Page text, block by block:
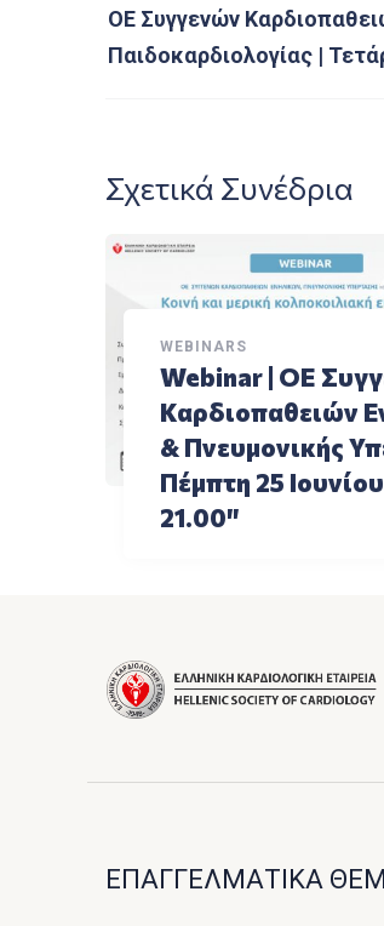
ΟΕ Συγγενών
Παιδοκαρδιολογίας |
Σχετικά Συνέδρια
WEBINARS
Webinar | ΟΕ
Καρδιοπαθειών
& Πνευμονικής
Πέμπτη 25
21.00″
ΕΠΑΓΓΕΛΜΑΤΙΚΑ